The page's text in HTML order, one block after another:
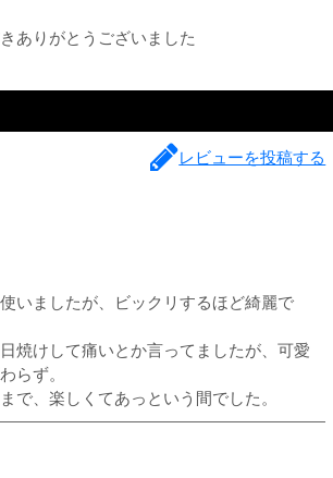
ありがとうございました
レビューを投稿する
いましたが、ビックリするほど綺麗で
焼けして痛いとか言ってましたが、可愛
らず。
で、楽しくてあっという間でした。